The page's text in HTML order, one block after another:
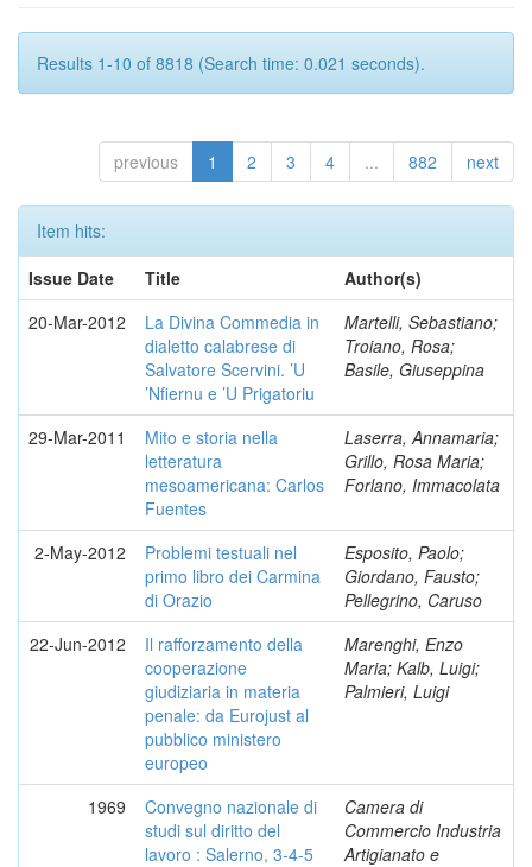
Results 1-10 of 8818 (Search time: 0.021 seconds).
previous 1 2 3 4 ... 882 next
Item hits:
Issue Date
Title
Author(s)
20-Mar-2012
La Divina Commedia in
dialetto calabrese di
Salvatore Scervini. ’U
’Nfiernu e ’U Prigatoriu
Martelli, Sebastiano;
Troiano, Rosa;
Basile, Giuseppina
29-Mar-2011
Mito e storia nella
letteratura
mesoamericana: Carlos
Fuentes
Laserra, Annamaria;
Grillo, Rosa Maria;
Forlano, Immacolata
2-May-2012
Problemi testuali nel
primo libro dei Carmina
di Orazio
Esposito, Paolo;
Giordano, Fausto;
Pellegrino, Caruso
22-Jun-2012
Il rafforzamento della
cooperazione
giudiziaria in materia
penale: da Eurojust al
pubblico ministero
europeo
Marenghi, Enzo
Maria; Kalb, Luigi;
Palmieri, Luigi
1969
Convegno nazionale di
studi sul diritto del
lavoro : Salerno, 3-4-5
Camera di
Commercio Industria
Artigianato e